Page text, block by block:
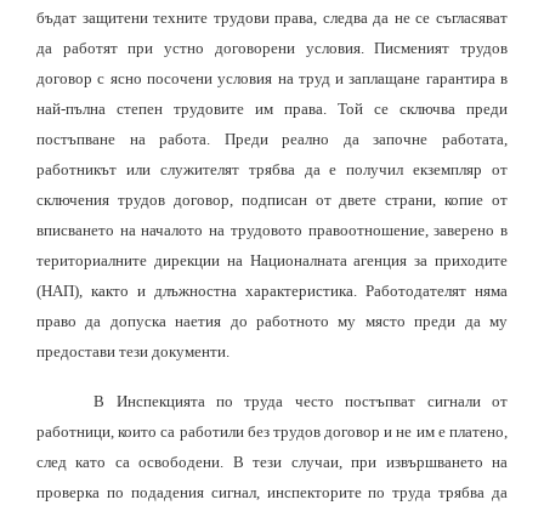
бъдат защитени техните трудови права , следва да не се съгласяват
да работят при устно договорени условия. Писменият трудов
договор с ясно посочени условия на труд и заплащане гарантира в
най-пълна степен трудовите им права. Той се сключва преди
постъпване на работа. Преди реално да започне работата,
работникът или служителят трябва да е получил екземпляр от
сключения трудов договор, подписан от двете страни, копие от
вписването на началото на трудовото правоотношение, заверено в
териториалните дирекции на Националната агенция за приходите
(НАП), както и длъжностна характеристика. Работодателят няма
право да допуска наетия до работното му място преди да му
предостави тези документи.
В Инспекцията по труда често постъпват сигнали от
работници, които са работили без трудов договор и не им е платено,
след като са освободени. В тези случаи, при извършването на
проверка по подадения сигнал, инспекторите по труда трябва да